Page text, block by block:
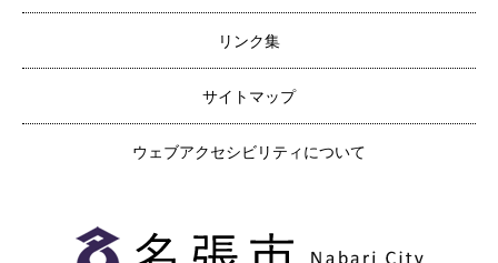
リンク集
サイトマップ
ウェブアクセシビリティについて